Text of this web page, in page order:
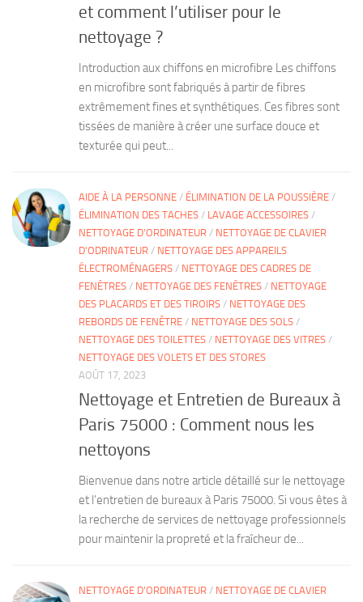
et comment l’utiliser pour le
nettoyage ?
Introduction aux chiffons en microfibre Les chiffons
en microfibre sont fabriqués à partir de fibres
extrêmement fines et synthétiques. Ces fibres sont
tissées de manière à créer une surface douce et
texturée qui peut...
AIDE À LA PERSONNE / ÉLIMINATION DE LA POUSSIÈRE /
ÉLIMINATION DES TACHES / LAVAGE ACCESSOIRES /
NETTOYAGE D'ORDINATEUR / NETTOYAGE DE CLAVIER
D'ODRINATEUR / NETTOYAGE DES APPAREILS
ÉLECTROMÉNAGERS / NETTOYAGE DES CADRES DE
FENÊTRES / NETTOYAGE DES FENÊTRES / NETTOYAGE
DES PLACARDS ET DES TIROIRS / NETTOYAGE DES
REBORDS DE FENÊTRE / NETTOYAGE DES SOLS /
NETTOYAGE DES TOILETTES / NETTOYAGE DES VITRES /
NETTOYAGE DES VOLETS ET DES STORES
AOÛT 17, 2023
Nettoyage et Entretien de Bureaux à
Paris 75000 : Comment nous les
nettoyons
Bienvenue dans notre article détaillé sur le nettoyage
et l’entretien de bureaux à Paris 75000. Si vous êtes à
la recherche de services de nettoyage professionnels
pour maintenir la propreté et la fraîcheur de...
NETTOYAGE D'ORDINATEUR / NETTOYAGE DE CLAVIER